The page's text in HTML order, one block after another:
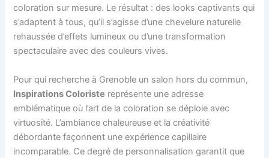
coloration sur mesure. Le résultat : des looks captivants qui
s’adaptent à tous, qu’il s’agisse d’une chevelure naturelle
rehaussée d’effets lumineux ou d’une transformation
spectaculaire avec des couleurs vives.
Pour qui recherche à Grenoble un salon hors du commun,
Inspirations Coloriste représente une adresse
emblématique où l’art de la coloration se déploie avec
virtuosité. L’ambiance chaleureuse et la créativité
débordante façonnent une expérience capillaire
incomparable. Ce degré de personnalisation garantit que